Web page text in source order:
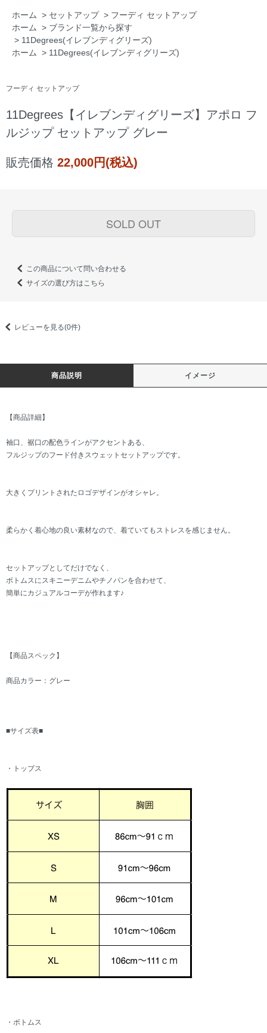
ホーム > セットアップ > フーディ セットアップ
ホーム
> ブランド一覧から探す
> 11Degrees(イレブンディグリーズ)
ホーム
> 11Degrees(イレブンディグリーズ)
フーディ セットアップ
11Degrees【イレブンディグリーズ】アポロ フ
ルジップ セットアップ グレー
販売価格 22,000円(税込)
SOLD OUT
この商品について問い合わせる
サイズの選び方はこちら
レビューを見る(0件)
商品説明 イメージ
【商品詳細】
袖口、裾口の配色ラインがアクセントある、
フルジップのフード付きスウェットセットアップです。
大きくプリントされたロゴデザインがオシャレ。
柔らかく着心地の良い素材なので、着ていてもストレスを感じません。
セットアップとしてだけでなく、
ボトムスにスキニーデニムやチノパンを合わせて、
簡単にカジュアルコーデが作れます♪
【商品スペック】
商品カラー：グレー
■サイズ表■
・トップス
・ボトムス